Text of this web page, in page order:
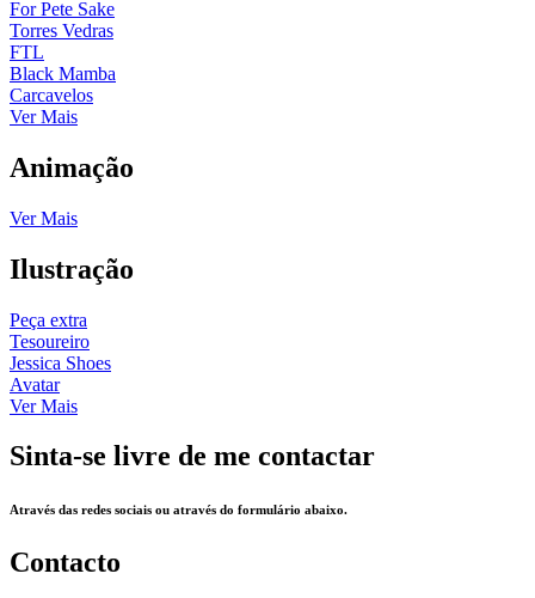
For Pete Sake
Torres Vedras
FTL
Black Mamba
Carcavelos
Ver Mais
Animação
Ver Mais
Ilustração
Peça extra
Tesoureiro
Jessica Shoes
Avatar
Ver Mais
Sinta-se livre de me contactar
Através das redes sociais ou através do formulário abaixo.
Contacto